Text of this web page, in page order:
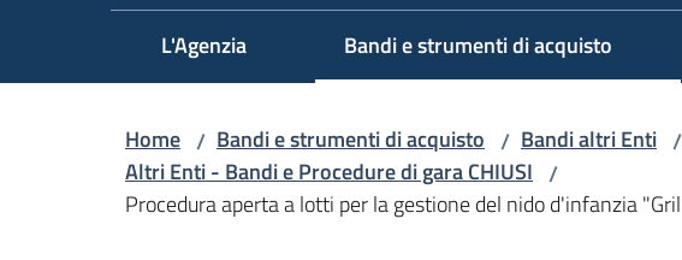
L'Agenzia Bandi e strumenti di acquisto
Home / Bandi e strumenti di acquisto / Bandi altri Enti /
Altri Enti - Bandi e Procedure di gara CHIUSI /
Procedura aperta a lotti per la gestione del nido d'infanzia